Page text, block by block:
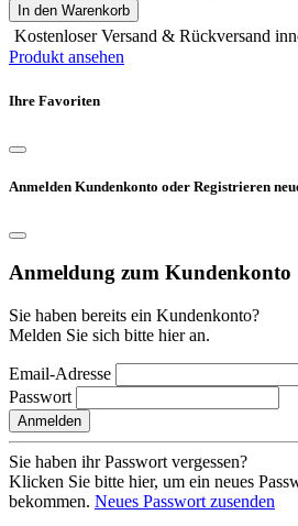
In den Warenkorb
Kostenloser Versand & Rückversand
Produkt ansehen
Ihre Favoriten
Anmelden Kundenkonto oder Registrieren
Anmeldung zum Kundenkonto
Sie haben bereits ein Kundenkonto?
Melden Sie sich bitte hier an.
Email-Adresse
Passwort
Anmelden
Sie haben ihr Passwort vergessen?
Klicken Sie bitte hier, um ein neues
bekommen. Neues Passwort zusenden